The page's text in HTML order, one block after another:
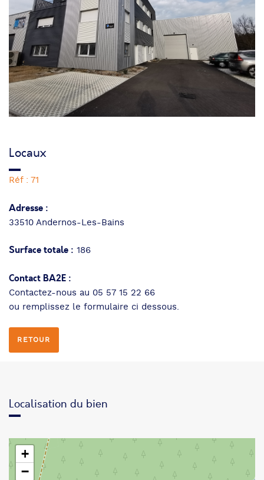
Locaux
Réf : 71
Adresse :
33510 Andernos-Les-Bains
Surface totale : 186
Contact BA2E :
Contactez-nous au 05 57 15 22 66
ou remplissez le formulaire ci dessous.
RETOUR
Localisation du bien
+
−